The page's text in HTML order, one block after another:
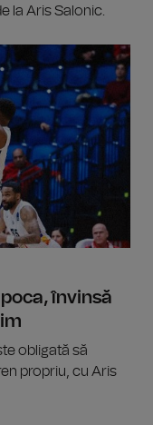
la Aris Salonic.
învinsă
obligată să
propriu, cu Aris